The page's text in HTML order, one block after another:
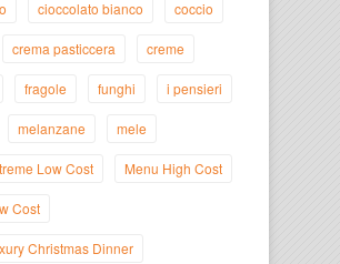
cioccolato bianco coccio
crema pasticcera creme
fragole funghi i pensieri
melanzane mele
Low Cost Menu High Cost
Cost
Christmas Dinner